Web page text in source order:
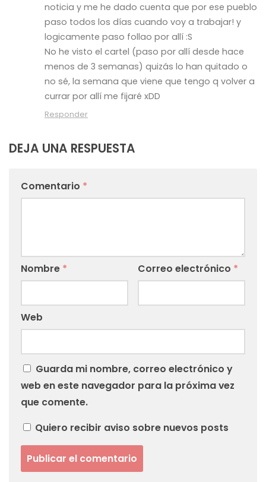
noticia y me he dado cuenta que por ese pueblo
paso todos los días cuando voy a trabajar! y
logicamente paso follao por allí :S
No he visto el cartel (paso por allí desde hace
menos de 3 semanas) quizás lo han quitado o
no sé, la semana que viene que tengo q volver a
currar por allí me fijaré xDD
Responder
DEJA UNA RESPUESTA
Comentario *
Nombre * Correo electrónico *
Web
Guarda mi nombre, correo electrónico y
web en este navegador para la próxima vez
que comente.
Quiero recibir aviso sobre nuevos posts